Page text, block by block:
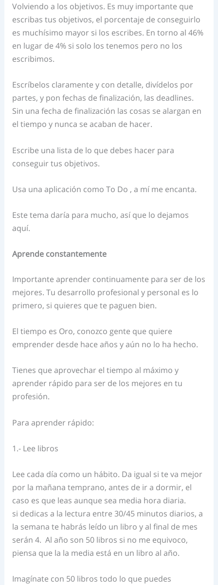
Volviendo a los objetivos. Es muy importante que
escribas tus objetivos, el porcentaje de conseguirlo
es muchísimo mayor si los escribes. En torno al 46%
en lugar de 4% si solo los tenemos pero no los
escribimos.
Escríbelos claramente y con detalle, divídelos por
partes, y pon fechas de finalización, las deadlines.
Sin una fecha de finalización las cosas se alargan en
el tiempo y nunca se acaban de hacer.
Escribe una lista de lo que debes hacer para
conseguir tus objetivos.
Usa una aplicación como To Do , a mí me encanta.
Este tema daría para mucho, así que lo dejamos
aquí.
Aprende constantemente
Importante aprender continuamente para ser de los
mejores. Tu desarrollo profesional y personal es lo
primero, si quieres que te paguen bien.
El tiempo es Oro, conozco gente que quiere
emprender desde hace años y aún no lo ha hecho.
Tienes que aprovechar el tiempo al máximo y
aprender rápido para ser de los mejores en tu
profesión.
Para aprender rápido:
1.- Lee libros
Lee cada día como un hábito. Da igual si te va mejor
por la mañana temprano, antes de ir a dormir, el
caso es que leas aunque sea media hora diaria.
si dedicas a la lectura entre 30/45 minutos diarios, a
la semana te habrás leído un libro y al final de mes
serán 4. Al año son 50 libros si no me equivoco,
piensa que la la media está en un libro al año.
Imagínate con 50 libros todo lo que puedes